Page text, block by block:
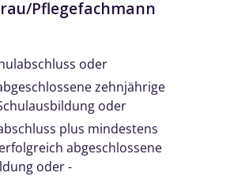
Pflegefachmann
oder
zehnjährige
oder
plus mindestens
abgeschlossene
oder -